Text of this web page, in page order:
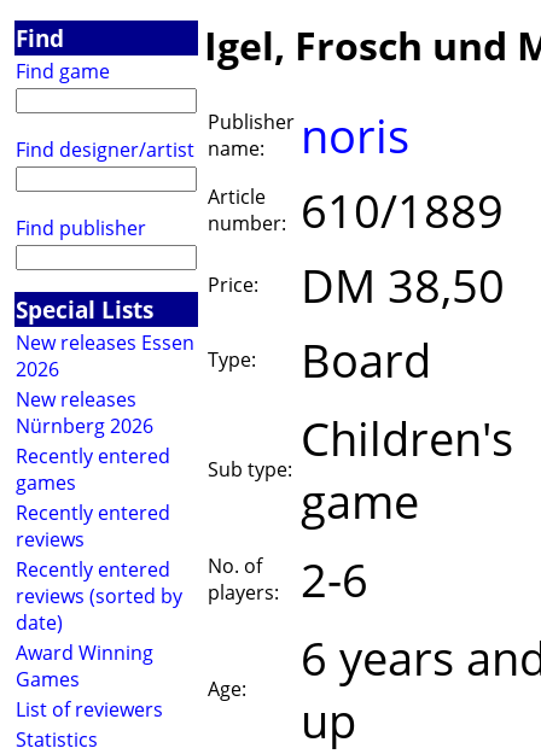
Find
Find game
Find designer/artist
Find publisher
Special Lists
New releases Essen
2026
New releases
Nürnberg 2026
Recently entered
games
Recently entered
reviews
Recently entered
reviews (sorted by
date)
Award Winning
Games
List of reviewers
Statistics
Igel, Frosch und
Publisher
name:
noris
Article
number:
610/1889
Price: DM 38,50
Type: Board
Sub type: Children's
game
No. of
players:
2-6
Age:
6 years
up